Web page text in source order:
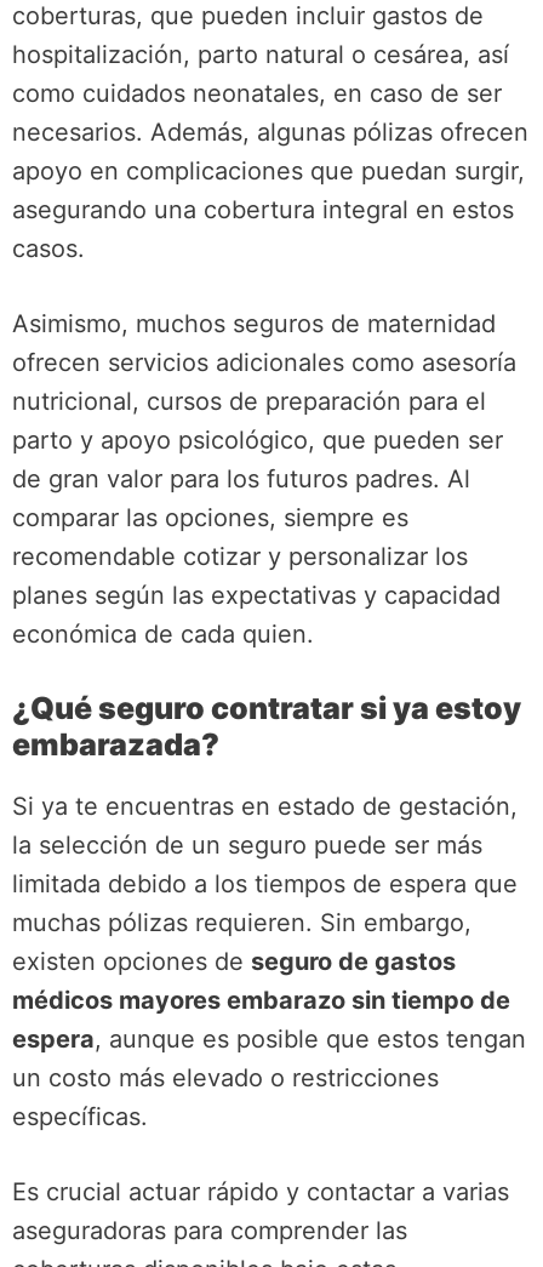
coberturas, que pueden incluir gastos de
hospitalización, parto natural o cesárea, así
como cuidados neonatales, en caso de ser
necesarios. Además, algunas pólizas ofrecen
apoyo en complicaciones que puedan surgir,
asegurando una cobertura integral en estos
casos.
Asimismo, muchos seguros de maternidad
ofrecen servicios adicionales como asesoría
nutricional, cursos de preparación para el
parto y apoyo psicológico, que pueden ser
de gran valor para los futuros padres. Al
comparar las opciones, siempre es
recomendable cotizar y personalizar los
planes según las expectativas y capacidad
económica de cada quien.
¿Qué seguro contratar si ya estoy
embarazada?
Si ya te encuentras en estado de gestación,
la selección de un seguro puede ser más
limitada debido a los tiempos de espera que
muchas pólizas requieren. Sin embargo,
existen opciones de seguro de gastos
médicos mayores embarazo sin tiempo de
espera, aunque es posible que estos tengan
un costo más elevado o restricciones
específicas.
Es crucial actuar rápido y contactar a varias
aseguradoras para comprender las